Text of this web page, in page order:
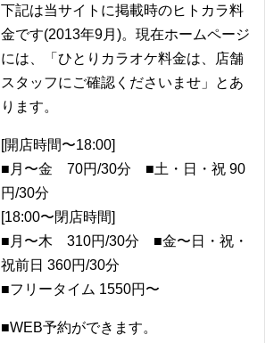
下記は当サイトに掲載時のヒトカラ料
金です(2013年9月)。現在ホームページ
には、「ひとりカラオケ料金は、店舗
スタッフにご確認くださいませ」とあ
ります。
[開店時間〜18:00]
■月〜金 70円/30分 ■土・日・祝 90
円/30分
[18:00〜閉店時間]
■月〜木 310円/30分 ■金〜日・祝・
祝前日 360円/30分
■フリータイム 1550円〜
■WEB予約ができます。